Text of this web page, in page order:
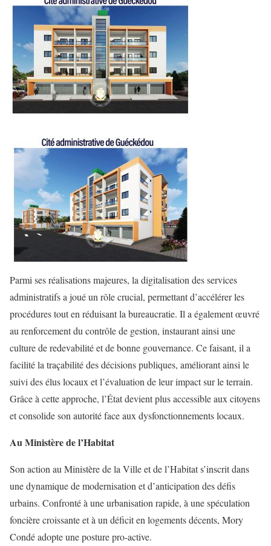
Parmi ses réalisations majeures, la digitalisation des services
administratifs a joué un rôle crucial, permettant d’accélérer les
procédures tout en réduisant la bureaucratie. Il a également œuvré
au renforcement du contrôle de gestion, instaurant ainsi une
culture de redevabilité et de bonne gouvernance. Ce faisant, il a
facilité la traçabilité des décisions publiques, améliorant ainsi le
suivi des élus locaux et l’évaluation de leur impact sur le terrain.
Grâce à cette approche, l’État devient plus accessible aux citoyens
et consolide son autorité face aux dysfonctionnements locaux.
Au Ministère de l’Habitat
Son action au Ministère de la Ville et de l’Habitat s’inscrit dans
une dynamique de modernisation et d’anticipation des défis
urbains. Confronté à une urbanisation rapide, à une spéculation
foncière croissante et à un déficit en logements décents, Mory
Condé adopte une posture pro-active.